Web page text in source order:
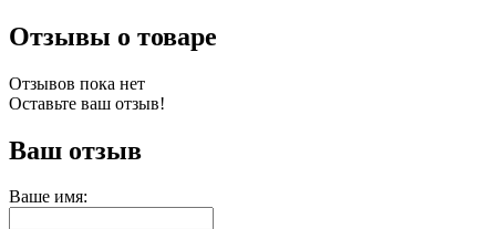
Отзывы о товаре
Отзывов пока нет
Оставьте ваш отзыв!
Ваш отзыв
Ваше имя: